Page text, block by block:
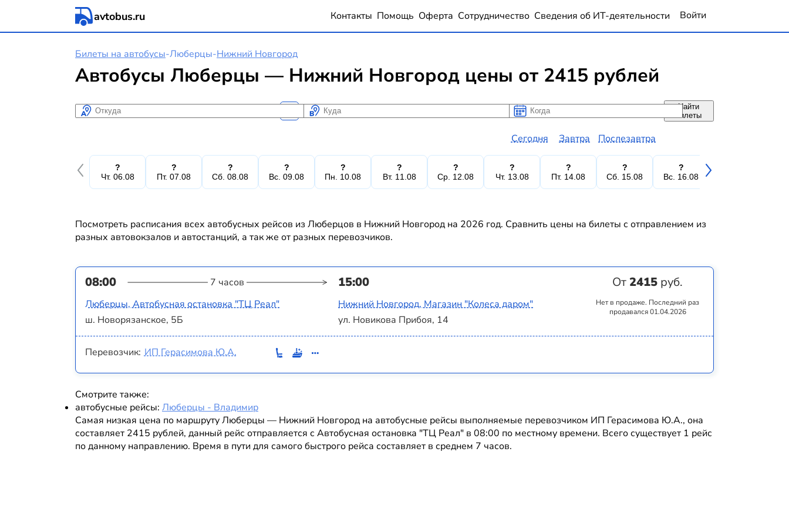
avtobus.ru Контакты Помощь Оферта Сотрудничество Сведения об ИТ-деятельности Войти
Билеты на автобусы-Люберцы-Нижний Новгород
Автобусы Люберцы — Нижний Новгород цены от 2415 рублей
Откуда Куда Когда
Когда
Сегодня Завтра Послезавтра
Найти
билеты
?
Чт. 06.08
?
Пт. 07.08
?
Сб. 08.08
?
Вс. 09.08
?
Пн. 10.08
?
Вт. 11.08
?
Ср. 12.08
?
Чт. 13.08
?
Пт. 14.08
?
Сб. 15.08
?
Вс. 16.08
Посмотреть расписания всех автобусных рейсов из Люберцов в Нижний Новгород на 2026 год. Сравнить цены на билеты с отправлением из
разных автовокзалов и автостанций, а так же от разных перевозчиков.
08:00 7 часов 15:00 От2415 руб.
Люберцы, Автобусная остановка "ТЦ Реал"
ш. Новорязанское, 5Б
Нижний Новгород, Магазин "Колеса даром"
ул. Новикова Прибоя, 14
Нет в продаже. Последний раз
продавался 01.04.2026
Перевозчик: ИП Герасимова Ю.А.
Смотрите также:
автобусные рейсы: Люберцы - Владимир
Самая низкая цена по маршруту Люберцы — Нижний Новгород на автобусные рейсы выполняемые перевозчиком ИП Герасимова Ю.А., она
составляет 2415 рублей, данный рейс отправляется с Автобусная остановка "ТЦ Реал" в 08:00 по местному времени. Всего существует 1 рейс
по данному направлению. Время в пути для самого быстрого рейса составляет в среднем 7 часов.